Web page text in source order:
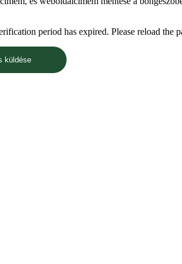
period has expired. Please reload the